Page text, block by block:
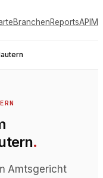
BranchenReportsAPI
.
Amtsgericht